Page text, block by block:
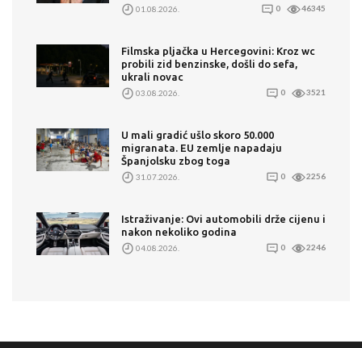
01.08.2026. 0 46345
Filmska pljačka u Hercegovini: Kroz wc
probili zid benzinske, došli do sefa,
ukrali novac
03.08.2026. 0 3521
U mali gradić ušlo skoro 50.000
migranata. EU zemlje napadaju
Španjolsku zbog toga
31.07.2026. 0 2256
Istraživanje: Ovi automobili drže cijenu i
nakon nekoliko godina
04.08.2026. 0 2246